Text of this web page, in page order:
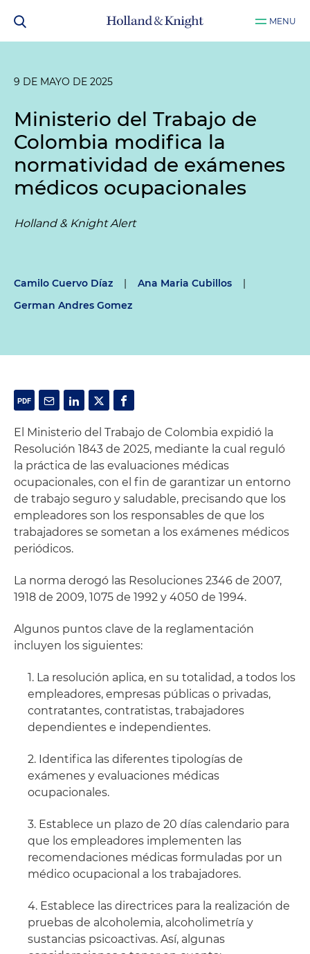
MENU
9 DE MAYO DE 2025
Ministerio del Trabajo de
Colombia modifica la
normatividad de exámenes
médicos ocupacionales
Holland & Knight Alert
Camilo Cuervo Díaz | Ana Maria Cubillos
|
German Andres Gomez
El Ministerio del Trabajo de Colombia expidió la
Resolución 1843 de 2025, mediante la cual reguló
la práctica de las evaluaciones médicas
ocupacionales, con el fin de garantizar un entorno
de trabajo seguro y saludable, precisando que los
empleadores son los responsables de que los
trabajadores se sometan a los exámenes médicos
periódicos.
La norma derogó las Resoluciones 2346 de 2007,
1918 de 2009, 1075 de 1992 y 4050 de 1994.
Algunos puntos clave de la reglamentación
incluyen los siguientes:
1. La resolución aplica, en su totalidad, a todos los
empleadores, empresas públicas o privadas,
contratantes, contratistas, trabajadores
dependientes e independientes.
2. Identifica las diferentes tipologías de
exámenes y evaluaciones médicas
ocupacionales.
3. Establece un plazo de 20 días calendario para
que los empleadores implementen las
recomendaciones médicas formuladas por un
médico ocupacional a los trabajadores.
4. Establece las directrices para la realización de
pruebas de alcoholemia, alcoholimetría y
sustancias psicoactivas. Así, algunas